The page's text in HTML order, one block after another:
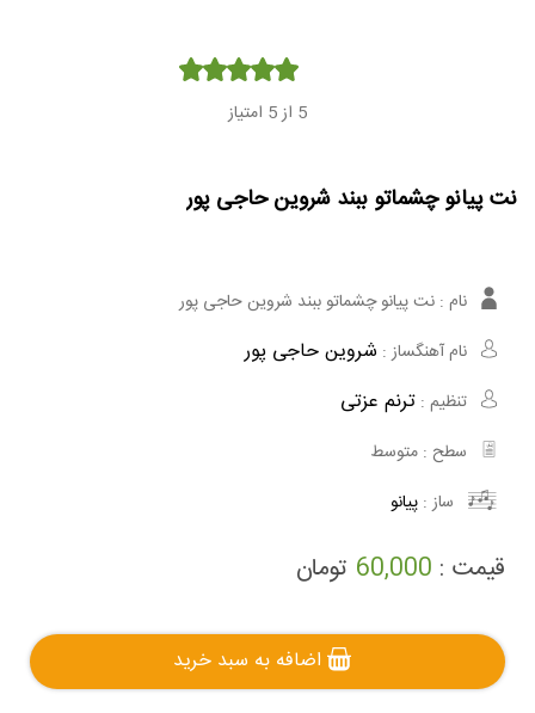
5 از 5 امتیاز
نت پیانو چشماتو ببند شروین حاجی پور
نام : نت پیانو چشماتو ببند شروین حاجی پور
نام آهنگساز : شروین حاجی پور
تنظیم : ترنم عزتی
سطح : متوسط
ساز : پیانو
قیمت : 60,000 تومان
اضافه به سبد خرید